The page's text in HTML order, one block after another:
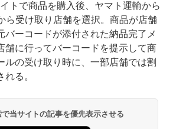
トで商品を購入後、ヤマト運輸から
ら受け取り店舗を選択。商品が店舗
バーコードが添付された納品完了メ
舗に行ってバーコードを提示して商
ルの受け取り時に、一部店舗では割
る。
当サイトの記事を優先表示させる